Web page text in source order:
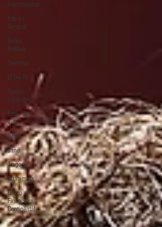
Internacional
Interés
General
Selva
Política
Deportes
El Sie7e
Temas
Centrales
Estilo de
vida
Israel
bano
Tragedia
Guatemala
Grupo
Financiero
Continental